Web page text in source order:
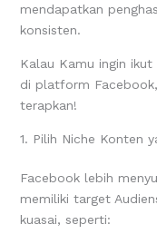
mendapatkan
konsisten.
Kalau Kamu ingin
di platform
terapkan!
1. Pilih Niche Konten
Facebook lebih
memiliki target
kuasai, seperti: